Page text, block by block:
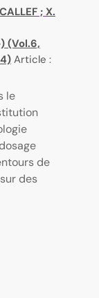
; X.
(Vol.6,
Article :
le
de
des